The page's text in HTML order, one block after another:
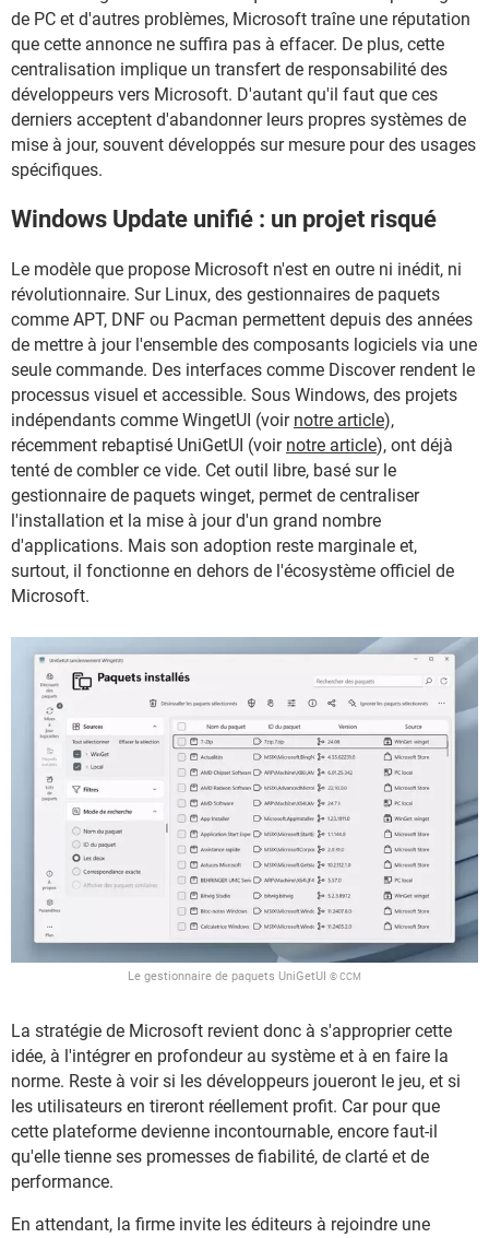
de PC et d'autres problèmes, Microsoft traîne une réputation
que cette annonce ne suffira pas à effacer. De plus, cette
centralisation implique un transfert de responsabilité des
développeurs vers Microsoft. D'autant qu'il faut que ces
derniers acceptent d'abandonner leurs propres systèmes de
mise à jour, souvent développés sur mesure pour des usages
spécifiques.
Windows Update unifié : un projet risqué
Le modèle que propose Microsoft n'est en outre ni inédit, ni
révolutionnaire. Sur Linux, des gestionnaires de paquets
comme APT, DNF ou Pacman permettent depuis des années
de mettre à jour l'ensemble des composants logiciels via une
seule commande. Des interfaces comme Discover rendent le
processus visuel et accessible. Sous Windows, des projets
indépendants comme WingetUI (voir notre article),
récemment rebaptisé UniGetUI (voir notre article), ont déjà
tenté de combler ce vide. Cet outil libre, basé sur le
gestionnaire de paquets winget, permet de centraliser
l'installation et la mise à jour d'un grand nombre
d'applications. Mais son adoption reste marginale et,
surtout, il fonctionne en dehors de l'écosystème officiel de
Microsoft.
Le gestionnaire de paquets UniGetUI © CCM
La stratégie de Microsoft revient donc à s'approprier cette
idée, à l'intégrer en profondeur au système et à en faire la
norme. Reste à voir si les développeurs joueront le jeu, et si
les utilisateurs en tireront réellement profit. Car pour que
cette plateforme devienne incontournable, encore faut-il
qu'elle tienne ses promesses de fiabilité, de clarté et de
performance.
En attendant, la firme invite les éditeurs à rejoindre une